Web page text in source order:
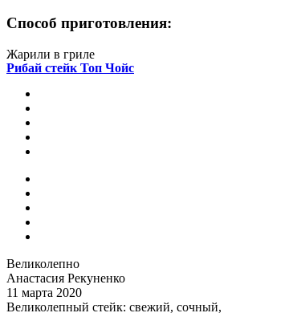
Способ приготовления:
Жарили в гриле
Рибай стейк Топ Чойс
Великолепно
Анастасия Рекуненко
11 марта 2020
Великолепный стейк: свежий, сочный,